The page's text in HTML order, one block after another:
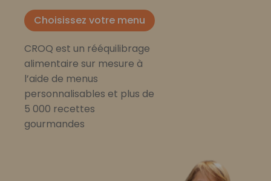
Choisissez votre menu
CROQ est un rééquilibrage
alimentaire sur mesure à
l’aide de menus
personnalisables et plus de
5 000 recettes
gourmandes